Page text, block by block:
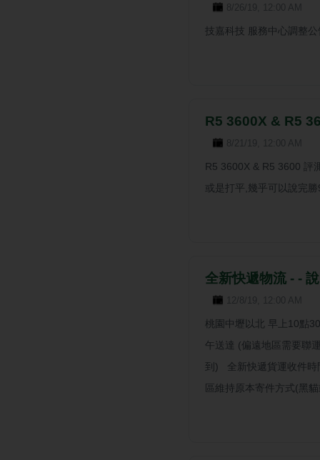
8/26/19, 12:00 AM
技嘉科技 服務中心調整
R5 3600X & R5
8/21/19, 12:00 AM
R5 3600X & R5 3600 評
或是打平,幾乎可以說完
全新快遞物流 - -
12/8/19, 12:00 AM
桃園中壢以北 早上10點
午送達 (偏遠地區需要聯
到) 全新快遞貨運收件時
區維持原本寄件方式(黑